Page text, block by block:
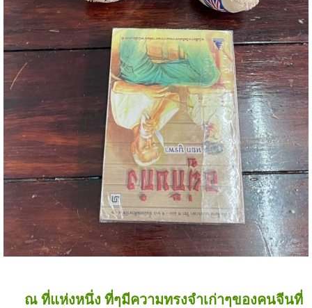
ณ ที่แห่งหนึ่ง ที่ๆมีความทรงจำเก่าๆของคนจีนที่